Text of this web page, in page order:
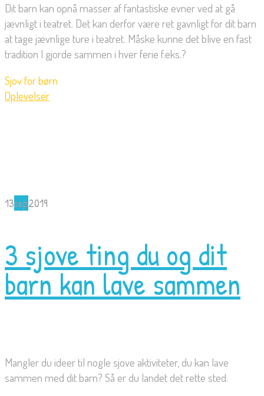
Dit barn kan opnå masser af fantastiske evner ved at gå
jævnligt i teatret. Det kan derfor være ret gavnligt for dit barn
at tage jævnlige ture i teatret. Måske kunne det blive en fast
tradition I gjorde sammen i hver ferie f.eks.?
Sjov for børn
Oplevelser
13sep2019
3 sjove ting du og dit
barn kan lave sammen
Mangler du ideer til nogle sjove aktiviteter, du kan lave
sammen med dit barn? Så er du landet det rette sted.